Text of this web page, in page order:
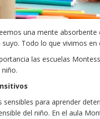
una mente
Todo lo que vivimos
las escuelas
sensibles para aprender
del niño. En el aula